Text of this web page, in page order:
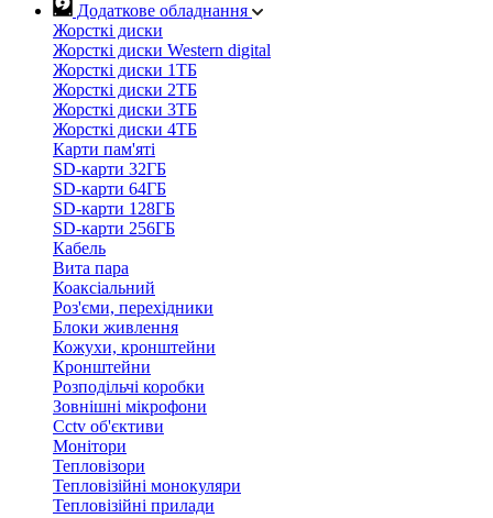
Додаткове обладнання
Жорсткі диски
Жорсткі диски Western digital
Жорсткі диски 1ТБ
Жорсткі диски 2ТБ
Жорсткі диски 3ТБ
Жорсткі диски 4ТБ
Карти пам'яті
SD-карти 32ГБ
SD-карти 64ГБ
SD-карти 128ГБ
SD-карти 256ГБ
Кабель
Вита пара
Коаксіальний
Роз'єми, перехідники
Блоки живлення
Кожухи, кронштейни
Кронштейни
Розподільчі коробки
Зовнішні мікрофони
Cctv об'єктиви
Монітори
Тепловізори
Тепловізійні монокуляри
Тепловізійні прилади